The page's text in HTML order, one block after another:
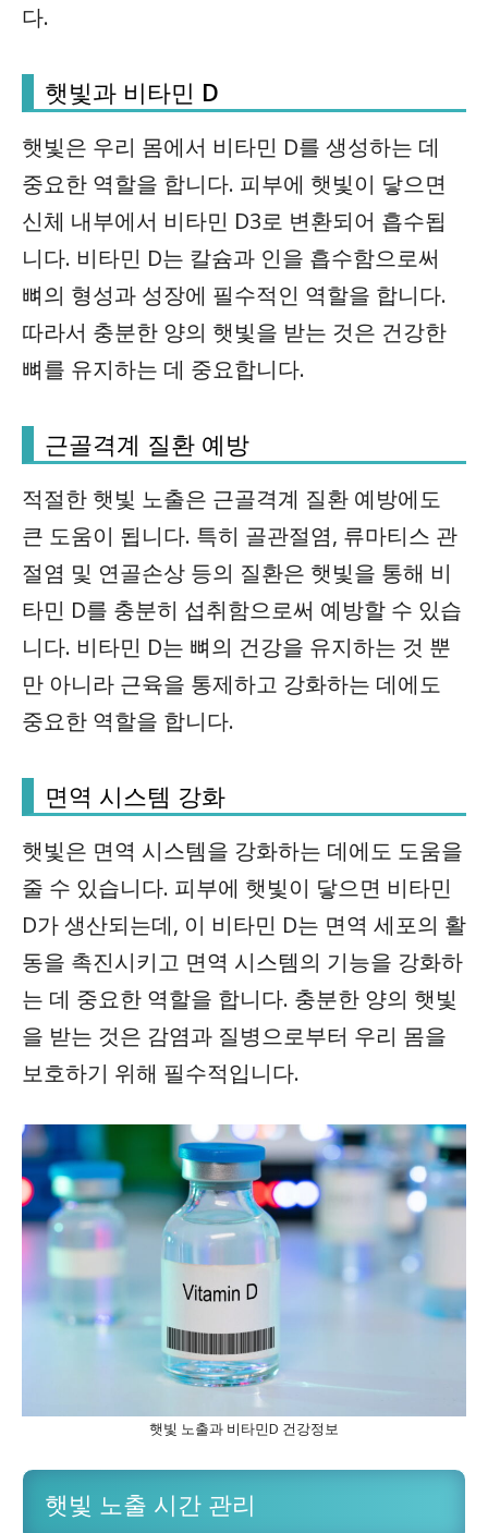
다.
햇빛과 비타민 D
햇빛은 우리 몸에서 비타민 D를 생성하는 데
중요한 역할을 합니다. 피부에 햇빛이 닿으면
신체 내부에서 비타민 D3로 변환되어 흡수됩
니다. 비타민 D는 칼슘과 인을 흡수함으로써
뼈의 형성과 성장에 필수적인 역할을 합니다.
따라서 충분한 양의 햇빛을 받는 것은 건강한
뼈를 유지하는 데 중요합니다.
근골격계 질환 예방
적절한 햇빛 노출은 근골격계 질환 예방에도
큰 도움이 됩니다. 특히 골관절염, 류마티스 관
절염 및 연골손상 등의 질환은 햇빛을 통해 비
타민 D를 충분히 섭취함으로써 예방할 수 있습
니다. 비타민 D는 뼈의 건강을 유지하는 것 뿐
만 아니라 근육을 통제하고 강화하는 데에도
중요한 역할을 합니다.
면역 시스템 강화
햇빛은 면역 시스템을 강화하는 데에도 도움을
줄 수 있습니다. 피부에 햇빛이 닿으면 비타민
D가 생산되는데, 이 비타민 D는 면역 세포의 활
동을 촉진시키고 면역 시스템의 기능을 강화하
는 데 중요한 역할을 합니다. 충분한 양의 햇빛
을 받는 것은 감염과 질병으로부터 우리 몸을
보호하기 위해 필수적입니다.
햇빛 노출과 비타민D 건강정보
햇빛 노출 시간 관리